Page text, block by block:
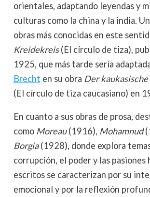
orientales, adaptando leyendas y
culturas como la china y la india.
obras más conocidas en este
Kreidekreis(El círculo de tiza),
1925, que más tarde sería
Brecht en su obra Der
(El círculo de tiza caucasiano) en
En cuanto a sus obras de prosa,
como Moreau(1916), Mohamnud
Borgia(1928), donde explora
corrupción, el poder y las pasiones
escritos se caracterizan por su
emocional y por la reflexión